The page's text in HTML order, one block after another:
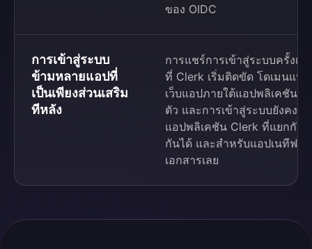
ของ OIDC
การเข้าสู่ระบบ
ข้ามหลายแอปที่
เป็นเพียงส่วนเสริม
ทีหลัง
การแชร์การเข้าสู่ระบบครั้งเ
ที่ Clerk เริ่มติดขัด โดเมนแบ
เว็บแอปภายใต้แอปพลิเคชัน
ตัว และการเข้าสู่ระบบยังคงเ
แอปพลิเคชัน Clerk ที่แยกกัน
กันได้ และสำหรับแอปเนทีฟก็
เอกสารเลย